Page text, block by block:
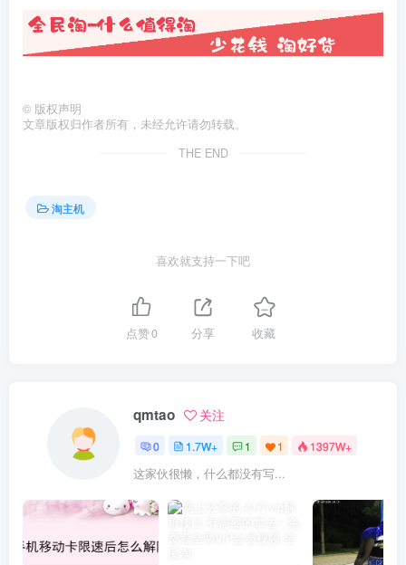
© 版权声明
文章版权归作者所有，未经允许请勿转载。
THE END
淘主机
喜欢就支持一下吧
点赞0 分享 收藏
qmtao 关注
0 1.7W+ 1 1 1397W+
这家伙很懒，什么都没有写...